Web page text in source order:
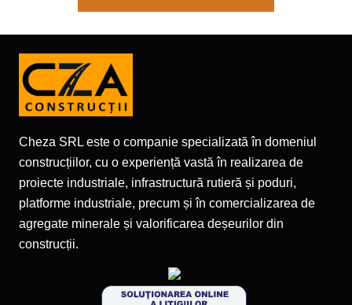
Cheza SRL este o companie specializată în domeniul
construcțiilor, cu o experiență vastă în realizarea de
proiecte industriale, infrastructură rutieră și poduri,
platforme industriale, precum și în comercializarea de
agregate minerale și valorificarea deșeurilor din
construcții.